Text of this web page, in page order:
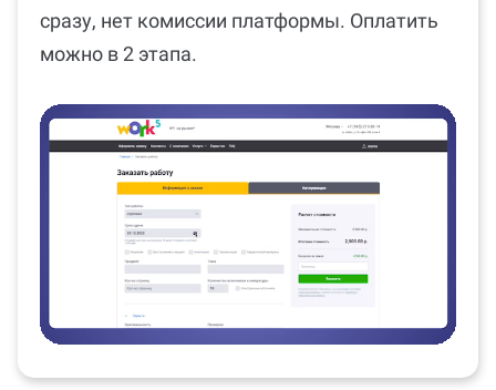
сразу, нет комиссии платформы. Оплатить
можно в 2 этапа.